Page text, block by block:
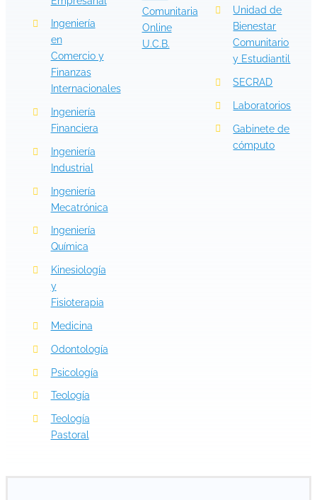
Ingeniería
en
Comercio y
Finanzas
Internacionales
Ingeniería
Financiera
Ingeniería
Industrial
Ingeniería
Mecatrónica
Ingeniería
Química
Kinesiología
y
Fisioterapia
Medicina
Odontología
Psicología
Teología
Teología
Pastoral
Comunitaria
Online
U.C.B.
Unidad de
Bienestar
Comunitario
y Estudiantil
SECRAD
Laboratorios
Gabinete de
cómputo